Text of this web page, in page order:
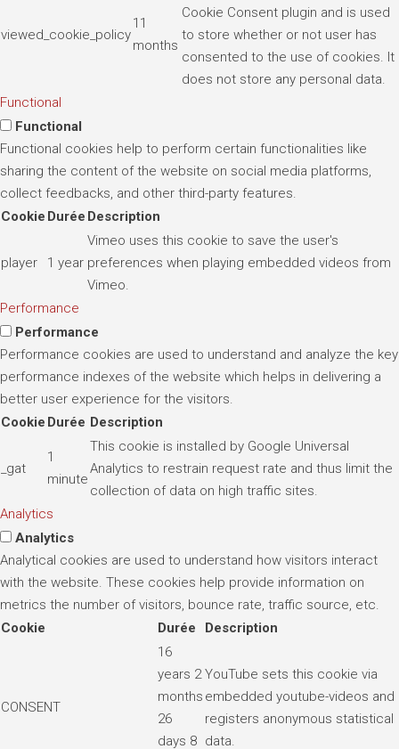
viewed_cookie_policy
11
months
Cookie Consent plugin and is used
to store whether or not user has
consented to the use of cookies. It
does not store any personal data.
Functional
Functional
Functional cookies help to perform certain functionalities like
sharing the content of the website on social media platforms,
collect feedbacks, and other third-party features.
Cookie Durée Description
player 1 year
Vimeo uses this cookie to save the user's
preferences when playing embedded videos from
Vimeo.
Performance
Performance
Performance cookies are used to understand and analyze the key
performance indexes of the website which helps in delivering a
better user experience for the visitors.
Cookie Durée Description
_gat
1
minute
This cookie is installed by Google Universal
Analytics to restrain request rate and thus limit the
collection of data on high traffic sites.
Analytics
Analytics
Analytical cookies are used to understand how visitors interact
with the website. These cookies help provide information on
metrics the number of visitors, bounce rate, traffic source, etc.
Cookie
Durée Description
CONSENT
16
years 2
months
26
days 8
YouTube sets this cookie via
embedded youtube-videos and
registers anonymous statistical
data.